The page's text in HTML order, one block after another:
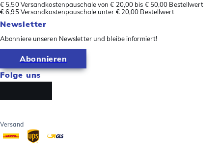
€ 5,50 Versandkostenpauschale von € 20,00 bis € 50,00 Bestellwert
€ 6,95 Versandkostenpauschale unter € 20,00 Bestellwert
Newsletter
Abonniere unseren Newsletter und bleibe informiert!
Abonnieren
Folge uns
Versand